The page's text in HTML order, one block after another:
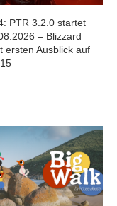
PTR 3.2.0 startet
– Blizzard
ersten Ausblick auf